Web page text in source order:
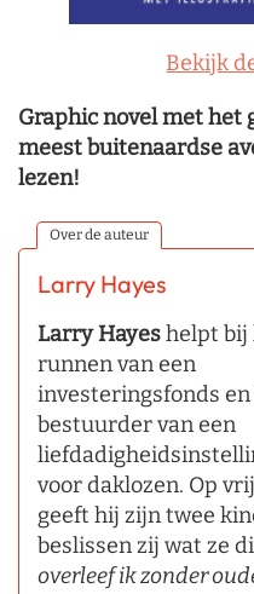
Bekijk
Graphic novel met het
meest buitenaardse
lezen!
Over de auteur
Larry Hayes
Larry Hayeshelpt bij
runnen van een
investeringsfonds en
bestuurder van een
voor daklozen. Op
geeft hij zijn twee
beslissen zij wat ze
overleef ik zonder